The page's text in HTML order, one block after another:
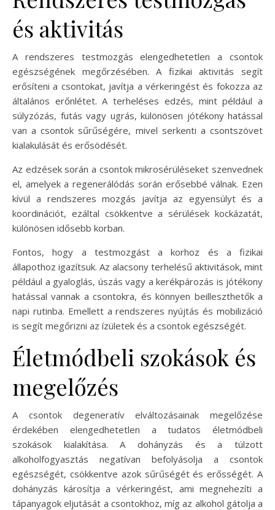
és aktivitás
A rendszeres testmozgás elengedhetetlen a csontok
egészségének megőrzésében. A fizikai aktivitás segít
erősíteni a csontokat, javítja a vérkeringést és fokozza az
általános erőnlétet. A terheléses edzés, mint például a
súlyzózás, futás vagy ugrás, különösen jótékony hatással
van a csontok sűrűségére, mivel serkenti a csontszövet
kialakulását és erősödését.
Az edzések során a csontok mikrosérüléseket szenvednek
el, amelyek a regenerálódás során erősebbé válnak. Ezen
kívül a rendszeres mozgás javítja az egyensúlyt és a
koordinációt, ezáltal csökkentve a sérülések kockázatát,
különösen idősebb korban.
Fontos, hogy a testmozgást a korhoz és a fizikai
állapothoz igazítsuk. Az alacsony terhelésű aktivitások, mint
például a gyaloglás, úszás vagy a kerékpározás is jótékony
hatással vannak a csontokra, és könnyen beilleszthetők a
napi rutinba. Emellett a rendszeres nyújtás és mobilizáció
is segít megőrizni az ízületek és a csontok egészségét.
Életmódbeli szokások és
megelőzés
A csontok degeneratív elváltozásainak megelőzése
érdekében elengedhetetlen a tudatos életmódbeli
szokások kialakítása. A dohányzás és a túlzott
alkoholfogyasztás negatívan befolyásolja a csontok
egészségét, csökkentve azok sűrűségét és erősségét. A
dohányzás károsítja a vérkeringést, ami megnehezíti a
tápanyagok eljutását a csontokhoz, míg az alkohol gátolja a